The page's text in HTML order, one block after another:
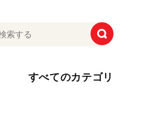
すべてのカテゴリ